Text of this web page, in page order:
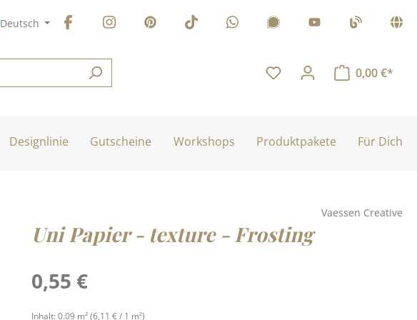
Deutsch
0,00 €*
Designlinie Gutscheine Workshops Produktpakete Für Dich
Vaessen Creative
Uni Papier - texture - Frosting
Regulärer Preis:
0,55 €
Inhalt: 0.09 m²(6,11 € / 1 m²)